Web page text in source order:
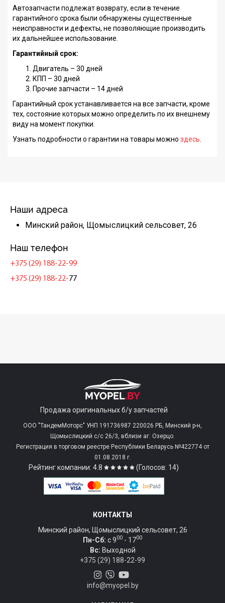
Автозапчасти подлежат возврату, если в течение
гарантийного срока были обнаружены существенные
неисправности и дефекты, не позволяющие производить
их дальнейшее использование.
Гарантийный срок:
Двигатель – 30 дней
КПП – 30 дней
Прочие запчасти – 14 дней
Гарантийный срок устанавливается на все запчасти, кроме
тех, состояние которых можно определить по их внешнему
виду на момент покупки.
Узнать подробности о гарантии на товары можно здесь
Наши адреса
Минский район, Щомыслицкий сельсовет, 26
Наш телефон
+375 (29) 188-22-99
+375 (29) 188-22-77
Продажа оригинальных б/у запчастей
ООО "ТандемМоторс" УНП 191736987 220026 РБ, Минский р-н,
Щомыслицкий с/c 26/3, вблизи аг. Озерцо.
Регистрация в торговом реестре Республики Беларусь №422774 от
01.08.2018 г.
Рейтинг компании: 4.8 (Голосов: 14)
КОНТАКТЫ
Минский район, Щомыслицкий сельсовет, 26
Пн-Сб: c 900 - 1700
Вс: Выходной
+375 (29) 188-22-99
info@myopel.by